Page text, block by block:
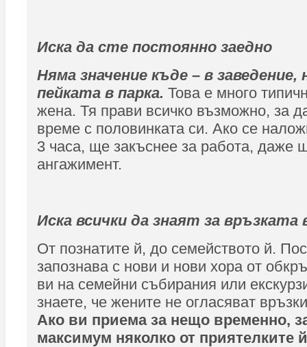
Иска да сте постоянно заедно
Няма значение къде – в заведение,
пейката в парка. Това е много
жена. Тя прави всичко възможно, за
време с половинката си. Ако се
3 часа, ще закъснее за работа, даже
ангажимент.
Иска всички да знаят за връзката
От познатите й, до семейството й.
запознава с нови и нови хора от
ви на семейни събирания или
знаете, че жените не огласяват
Ако ви приема за нещо временно,
максимум няколко от приятелките